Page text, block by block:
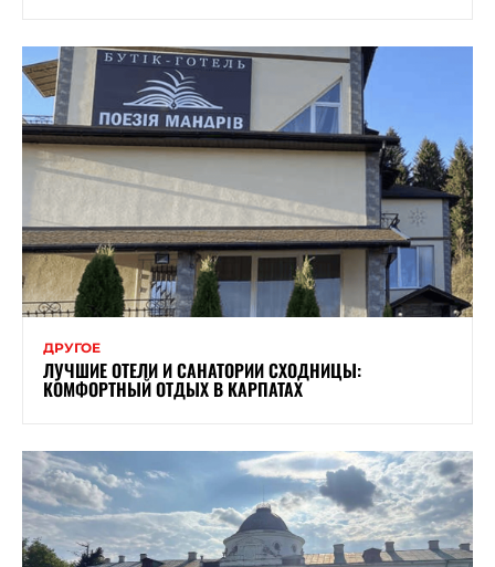
ДРУГОЕ
ЛУЧШИЕ ОТЕЛИ И САНАТОРИИ СХОДНИЦЫ:
КОМФОРТНЫЙ ОТДЫХ В КАРПАТАХ